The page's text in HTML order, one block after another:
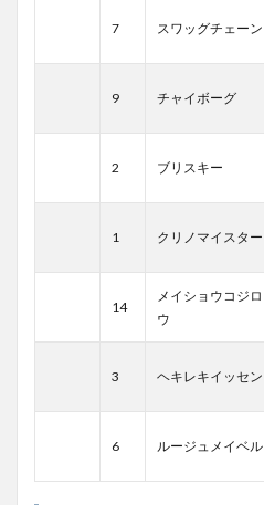
7 スワッグチェーン
9 チャイボーグ
2 ブリスキー
1 クリノマイスター
14
メイショウコジロ
ウ
3 ヘキレキイッセン
6 ルージュメイベル